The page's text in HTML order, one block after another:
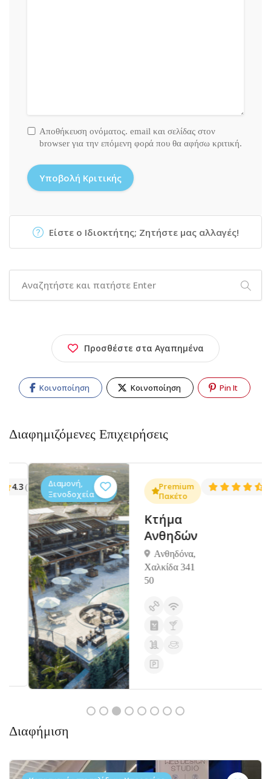
Αποθήκευση ονόματος. email και σελίδας στον
browser για την επόμενη φορά που θα αφήσω κριτική.
Είστε ο Ιδιοκτήτης; Ζητήστε μας αλλαγές!
Προσθέστε στα Αγαπημένα
Κοινοποίηση Κοινοποίηση Pin It
Διαφημιζόμενες Επιχειρήσεις
(1381) Διαμονή,
Ξενοδοχεία
Premium
Πακέτο
Κτήμα
Ανθηδών
Ανθηδόνα,
Χαλκίδα 341
4.5
Διαφήμιση